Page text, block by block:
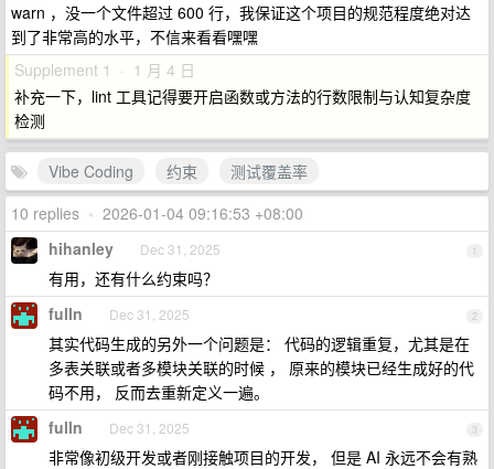
warn ，没一个文件超过 600 行，我保证这个项目的规范程度绝对达
到了非常高的水平，不信来看看嘿嘿
Supplement 1 · 1 月 4 日
补充一下，lint 工具记得要开启函数或方法的行数限制与认知复杂度
检测
Vibe Coding 约束
测试覆盖率
10 replies • 2026-01-04 09:16:53 +08:00
1
hihanley Dec 31, 2025
有用，还有什么约束吗？
2
fulln Dec 31, 2025
其实代码生成的另外一个问题是： 代码的逻辑重复，尤其是在
多表关联或者多模块关联的时候 ， 原来的模块已经生成好的代
码不用， 反而去重新定义一遍。
3
fulln Dec 31, 2025
非常像初级开发或者刚接触项目的开发， 但是 AI 永远不会有熟